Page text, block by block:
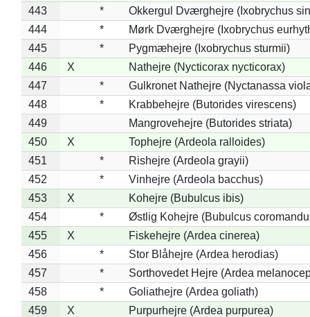
443
*
Okkergul Dværghejre (Ixobrychus
444
*
Mørk Dværghejre (Ixobrychus
445
*
Pygmæhejre (Ixobrychus sturmii)
446
X
Nathejre (Nycticorax nycticorax)
447
*
Gulkronet Nathejre (Nyctanassa
448
*
Krabbehejre (Butorides virescens)
449
Mangrovehejre (Butorides striata)
450
X
Tophejre (Ardeola ralloides)
451
*
Rishejre (Ardeola grayii)
452
*
Vinhejre (Ardeola bacchus)
453
X
Kohejre (Bubulcus ibis)
454
*
Østlig Kohejre (Bubulcus
455
X
Fiskehejre (Ardea cinerea)
456
*
Stor Blåhejre (Ardea herodias)
457
*
Sorthovedet Hejre (Ardea
458
*
Goliathejre (Ardea goliath)
459
X
Purpurhejre (Ardea purpurea)